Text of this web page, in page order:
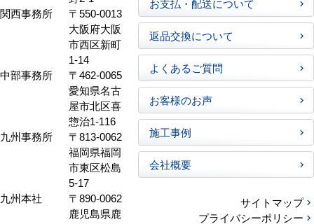
関西事務所
〒550-0013
大阪府大阪
市西区新町
1-14
中部事務所
〒462-0065
愛知県名古
屋市北区喜
惣治1-116
九州事務所
〒813-0062
福岡県福岡
市東区松島
5-17
九州本社
〒890-0062
鹿児島県鹿
お支払・配送について
返品交換について
よくあるご質問
お客様のお声
施工事例
会社概要
サイトマップ
プライバシーポリシー